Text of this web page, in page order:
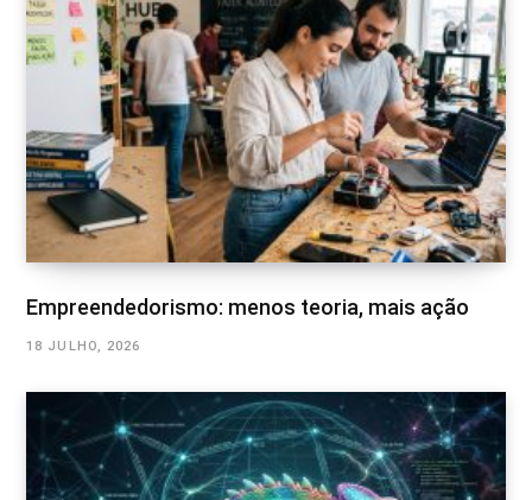
Empreendedorismo: menos teoria, mais ação
18 JULHO, 2026